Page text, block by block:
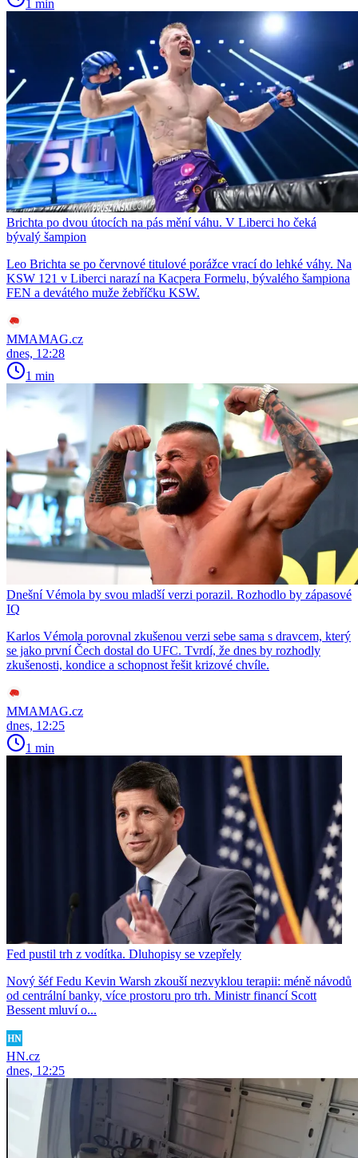
1 min
Brichta po dvou útocích na pás mění váhu. V Liberci ho čeká
bývalý šampion
Leo Brichta se po červnové titulové porážce vrací do lehké váhy. Na
KSW 121 v Liberci narazí na Kacpera Formelu, bývalého šampiona
FEN a devátého muže žebříčku KSW.
MMAMAG.cz
dnes, 12:28
1 min
Dnešní Vémola by svou mladší verzi porazil. Rozhodlo by zápasové
IQ
Karlos Vémola porovnal zkušenou verzi sebe sama s dravcem, který
se jako první Čech dostal do UFC. Tvrdí, že dnes by rozhodly
zkušenosti, kondice a schopnost řešit krizové chvíle.
MMAMAG.cz
dnes, 12:25
1 min
Fed pustil trh z vodítka. Dluhopisy se vzepřely
Nový šéf Fedu Kevin Warsh zkouší nezvyklou terapii: méně návodů
od centrální banky, více prostoru pro trh. Ministr financí Scott
Bessent mluví o...
HN.cz
dnes, 12:25